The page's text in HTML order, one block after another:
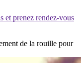
et prenez rendez-vous
de la rouille pour